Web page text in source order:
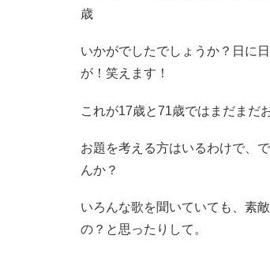
歳
いかがでしたでしょうか？日に
が！笑えます！
これが17歳と71歳ではまだまだ
お題を考える方はいるわけで、
んか？
いろんな歌を聞いていても、素
の？と思ったりして。